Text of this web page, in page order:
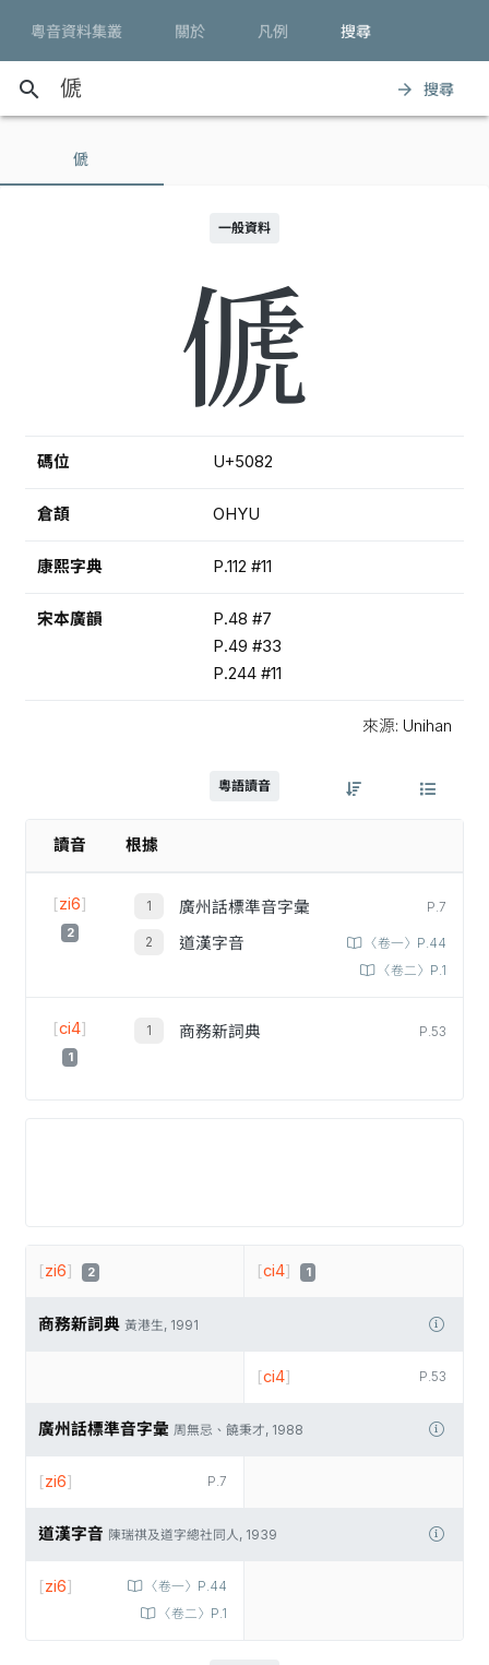
粵音資料集叢 關於 凡例 搜尋
search arrow_forward 搜尋
傂
一般資料
傂
碼位 U+5082
倉頡 OHYU
康熙字典 P.112 #11
宋本廣韻
P.48 #7
P.49 #33
P.244 #11
來源: Unihan
粵語讀音
讀音 根據
[zi6]
2
廣州話標準音字彙 P.7
道漢字音
〈卷一〉P.44
〈卷二〉P.1
[ci4]
1
商務新詞典 P.53
[zi6] 2 [ci4] 1
商務新詞典 黃港生, 1991
P.53
[ci4]
廣州話標準音字彙 周無忌、饒秉才, 1988
P.7
[zi6]
道漢字音 陳瑞祺及道字總社同人, 1939
〈卷一〉P.44
〈卷二〉P.1
[zi6]